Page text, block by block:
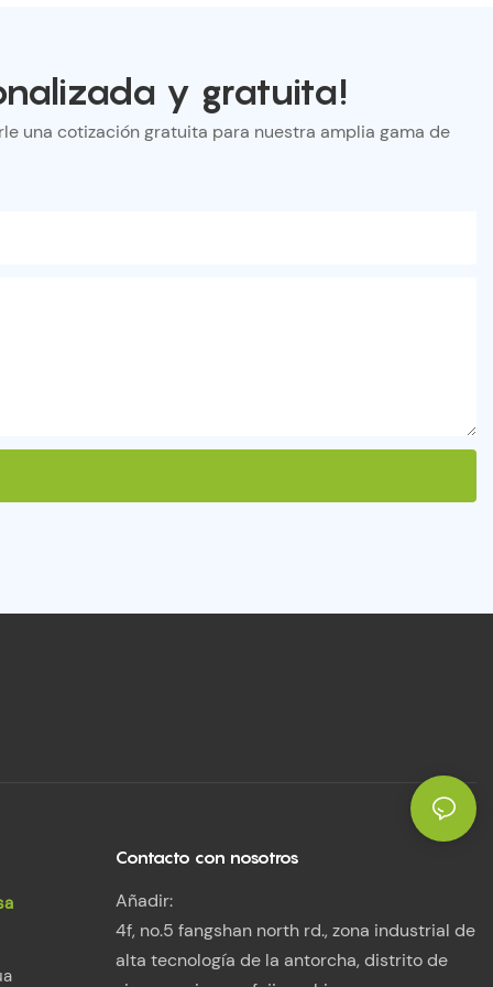
y gratuita!
una cotización gratuita para nuestra amplia gama de
Contacto con nosotros
Añadir:
4f, no.5 fangshan north rd., zona industrial de
alta tecnología de la antorcha, distrito de